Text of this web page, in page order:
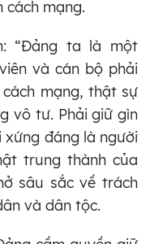
mạng.
“Đảng ta là một
và cán bộ phải
mạng, thật sự
vô tư. Phải giữ gìn
đáng là người
trung thành của
sâu sắc về trách
và dân tộc.